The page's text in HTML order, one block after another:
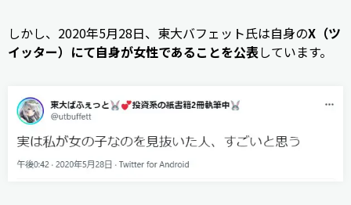
しかし、2020年5月28日、東大バフェット氏は自身のX（ツ
イッター）にて自身が女性であることを公表しています。